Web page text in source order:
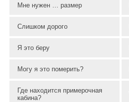
Мне нужен … размер
Слишком дорого
Я это беру
Могу я это померить?
Где находится примерочная
кабина?